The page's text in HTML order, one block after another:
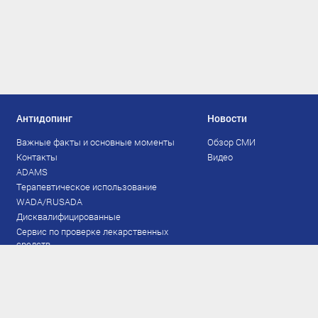
Антидопинг
Важные факты и основные моменты
Контакты
ADAMS
Терапевтическое использование
WADA/RUSADA
Дисквалифицированные
Сервис по проверке лекарственных
средств
Новости
Обзор СМИ
Видео